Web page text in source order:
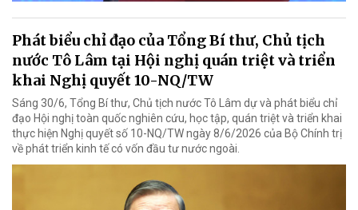
Phát biểu chỉ đạo của Tổng Bí thư, Chủ tịch
nước Tô Lâm tại Hội nghị quán triệt và triển
khai Nghị quyết 10-NQ/TW
Sáng 30/6, Tổng Bí thư, Chủ tịch nước Tô Lâm dự và phát biểu chỉ
đạo Hội nghị toàn quốc nghiên cứu, học tập, quán triệt và triển khai
thực hiện Nghị quyết số 10-NQ/TW ngày 8/6/2026 của Bộ Chính trị
về phát triển kinh tế có vốn đầu tư nước ngoài.